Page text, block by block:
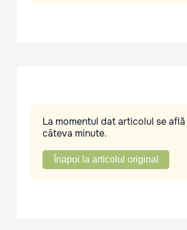
La momentul dat articolul se
câteva minute.
Înapoi la articolul original